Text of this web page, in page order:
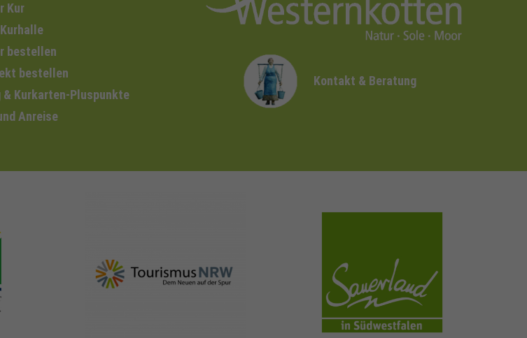
Kur
bestellen
bestellen
& Kurkarten-Pluspunkte
Anreise
Kontakt & Beratung
nrw-tourismus.de sauerland.com